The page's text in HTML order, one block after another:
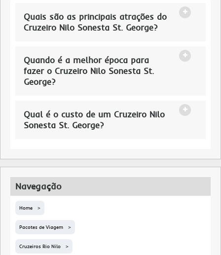
Quais são as principais atrações do
Cruzeiro Nilo Sonesta St. George?
Quando é a melhor época para
fazer o Cruzeiro Nilo Sonesta St.
George?
Qual é o custo de um Cruzeiro Nilo
Sonesta St. George?
Navegação
Home
Pacotes de Viagem
Cruzeiros Rio Nilo